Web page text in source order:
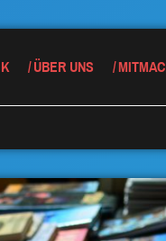
ÜBER UNS